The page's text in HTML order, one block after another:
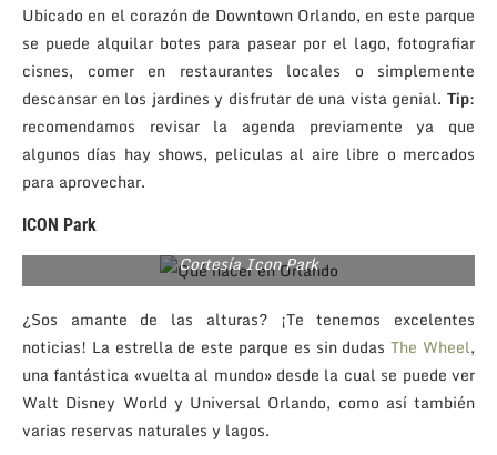
Ubicado en el corazón de Downtown Orlando, en este parque
se puede alquilar botes para pasear por el lago, fotografiar
cisnes, comer en restaurantes locales o simplemente
descansar en los jardines y disfrutar de una vista genial. Tip:
recomendamos revisar la agenda previamente ya que
algunos días hay shows, peliculas al aire libre o mercados
para aprovechar.
ICON Park
Cortesía Icon Park
¿Sos amante de las alturas? ¡Te tenemos excelentes
noticias! La estrella de este parque es sin dudasThe Wheel,
una fantástica «vuelta al mundo» desde la cual se puede ver
Walt Disney World y Universal Orlando, como así también
varias reservas naturales y lagos.